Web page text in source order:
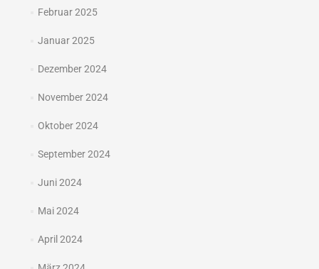
Februar 2025
Januar 2025
Dezember 2024
November 2024
Oktober 2024
September 2024
Juni 2024
Mai 2024
April 2024